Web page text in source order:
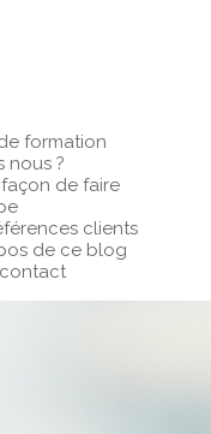
formation
nous ?
de faire
clients
de ce blog